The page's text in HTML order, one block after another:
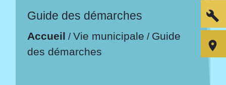
Guide des démarches
Accueil /Vie municipale / Guide
des démarches
build
room